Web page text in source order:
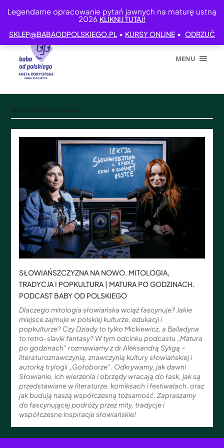
Legendarne opracowanie pytań jawnych na maturę ustną
2026 KLIKNIJ TUTAJ!
SKLEP@BABAODPOLSKIEGO.PL • KURSY ONLINE • ODRZUĆ
MENU
SŁOWIAŃSZCZYZNA NA NOWO. MITOLOGIA,
TRADYCJA I POPKULTURA | MATURA PO GODZINACH.
PODCAST BABY OD POLSKIEGO
Dlaczego mitologia słowiańska wciąż fascynuje? Jakie
miejsce zajmuje w polskiej kulturze, edukacji i
popkulturze? Czy Dziady to tylko Mickiewicz, a Balladyna
to retro-slavik fantasy? W tym odcinku podcastu „Matura
po godzinach” rozmawiamy z dr Aleksandrą Syligą –
literaturoznawczynią, znawczynią kultury słowiańskiej i
autorką trylogii „Gołoborze”. Odkrywamy, jak dawni
Słowianie, ich wierzenia i obrzędy wracają do łask, jak są
przedstawiane w literaturze, komiksach i festiwalach, oraz
jak budują naszą współczesną tożsamość. Zapraszamy
do fascynującej podróży przez mity, tradycje i
współczesne inspiracje słowiańskie!